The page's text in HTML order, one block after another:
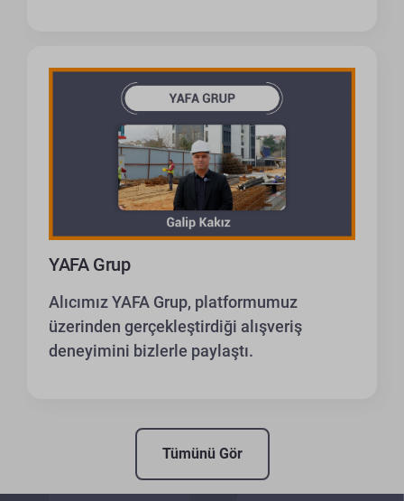
YAFA Grup
Alıcımız YAFA Grup, platformumuz
üzerinden gerçekleştirdiği alışveriş
deneyimini bizlerle paylaştı.
Tümünü Gör